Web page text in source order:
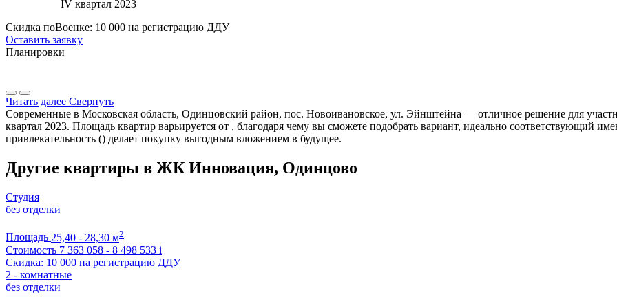
IV квартал 2023
Скидка поВоенке: 10 000 на регистрацию ДДУ
Оставить заявку
Планировки
Читать далее Свернуть
Современные в Московская область, Одинцовский район, пос. Новоивановское, ул. Эйнштейна — отличное решение для
квартал 2023. Площадь квартир варьируется от , благодаря чему вы сможете подобрать вариант, идеально соответствующий
привлекательность () делает покупку выгодным вложением в будущее.
Другие квартиры в ЖК Инновация, Одинцово
Студия
без отделки
Площадь 25,40 - 28,30 м2
Стоимость 7 363 058 - 8 498 533 i
Скидка: 10 000 на регистрацию ДДУ
2 - комнатные
без отделки